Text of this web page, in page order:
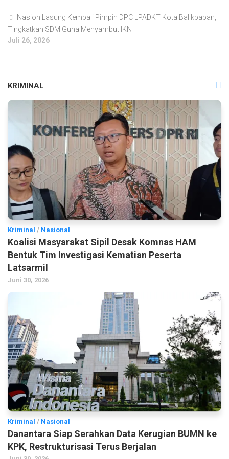
Nasion Lasung Kembali Pimpin DPC LPADKT Kota Balikpapan,
Tingkatkan SDM Guna Menyambut IKN
Juli 26, 2026
KRIMINAL
Kriminal / Nasional
Koalisi Masyarakat Sipil Desak Komnas HAM
Bentuk Tim Investigasi Kematian Peserta
Latsarmil
Juni 30, 2026
Kriminal / Nasional
Danantara Siap Serahkan Data Kerugian BUMN ke
KPK, Restrukturisasi Terus Berjalan